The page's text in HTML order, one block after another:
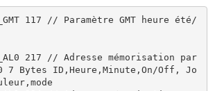
117 // Paramètre GMT heure été/
217 // Adresse mémorisation par
7 Bytes ID,Heure,Minute,On/Off, Jo